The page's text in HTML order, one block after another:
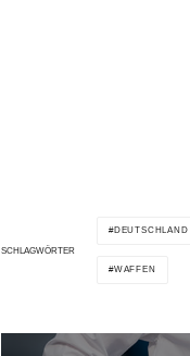
SCHLAGWÖRTER
DEUTSCHLAND
WAFFEN